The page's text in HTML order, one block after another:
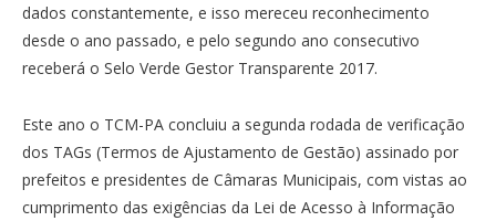
dados constantemente, e isso mereceu reconhecimento
desde o ano passado, e pelo segundo ano consecutivo
receberá o Selo Verde Gestor Transparente 2017.
Este ano o TCM-PA concluiu a segunda rodada de verificação
dos TAGs (Termos de Ajustamento de Gestão) assinado por
prefeitos e presidentes de Câmaras Municipais, com vistas ao
cumprimento das exigências da Lei de Acesso à Informação